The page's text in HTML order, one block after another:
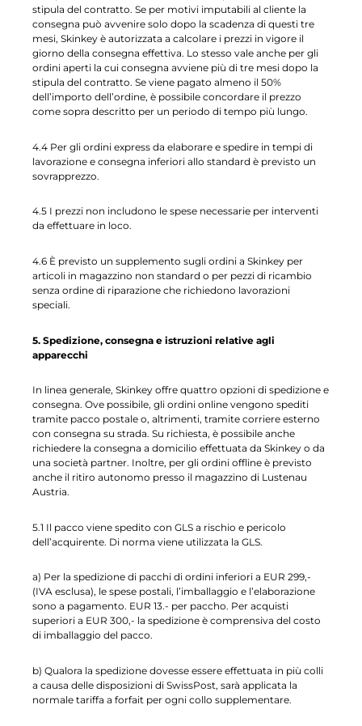
stipula del contratto. Se per motivi imputabili al cliente la
consegna può avvenire solo dopo la scadenza di questi tre
mesi, Skinkey è autorizzata a calcolare i prezzi in vigore il
giorno della consegna effettiva. Lo stesso vale anche per gli
ordini aperti la cui consegna avviene più di tre mesi dopo la
stipula del contratto. Se viene pagato almeno il 50%
dell’importo dell’ordine, è possibile concordare il prezzo
come sopra descritto per un periodo di tempo più lungo.
4.4 Per gli ordini express da elaborare e spedire in tempi di
lavorazione e consegna inferiori allo standard è previsto un
sovrapprezzo.
4.5 I prezzi non includono le spese necessarie per interventi
da effettuare in loco.
4.6 È previsto un supplemento sugli ordini a Skinkey per
articoli in magazzino non standard o per pezzi di ricambio
senza ordine di riparazione che richiedono lavorazioni
speciali.
5. Spedizione, consegna e istruzioni relative agli
apparecchi
In linea generale, Skinkey offre quattro opzioni di spedizione e
consegna. Ove possibile, gli ordini online vengono spediti
tramite pacco postale o, altrimenti, tramite corriere esterno
con consegna su strada. Su richiesta, è possibile anche
richiedere la consegna a domicilio effettuata da Skinkey o da
una società partner. Inoltre, per gli ordini offline è previsto
anche il ritiro autonomo presso il magazzino di Lustenau
Austria.
5.1 Il pacco viene spedito con GLS a rischio e pericolo
dell’acquirente. Di norma viene utilizzata la GLS.
a) Per la spedizione di pacchi di ordini inferiori a EUR 299,-
(IVA esclusa), le spese postali, l’imballaggio e l’elaborazione
sono a pagamento. EUR 13.- per paccho. Per acquisti
superiori a EUR 300,- la spedizione è comprensiva del costo
di imballaggio del pacco.
b) Qualora la spedizione dovesse essere effettuata in più colli
a causa delle disposizioni di SwissPost, sarà applicata la
normale tariffa a forfait per ogni collo supplementare.